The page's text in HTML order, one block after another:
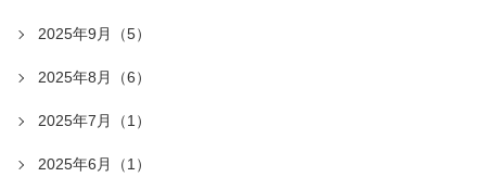
2025年9月（5）
2025年8月（6）
2025年7月（1）
2025年6月（1）